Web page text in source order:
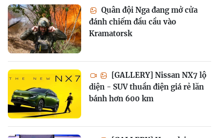
Quân đội Nga đang mở cửa
đánh chiếm đầu cầu vào
Kramatorsk
[GALLERY] Nissan NX7 lộ
diện - SUV thuần điện giá rẻ lăn
bánh hơn 600 km